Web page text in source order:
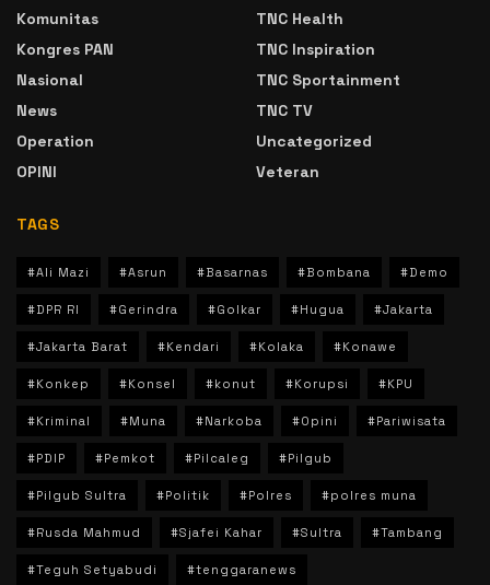
Komunitas
Kongres PAN
Nasional
News
Operation
OPINI
TNC Health
TNC Inspiration
TNC Sportainment
TNC TV
Uncategorized
Veteran
TAGS
#Ali Mazi #Asrun #Basarnas #Bombana #Demo
#DPR RI #Gerindra #Golkar #Hugua #Jakarta
#Jakarta Barat #Kendari #Kolaka #Konawe
#Konkep #Konsel #konut #Korupsi #KPU
#Kriminal #Muna #Narkoba #Opini #Pariwisata
#PDIP #Pemkot #Pilcaleg #Pilgub
#Pilgub Sultra #Politik #Polres #polres muna
#Rusda Mahmud #Sjafei Kahar #Sultra #Tambang
#Teguh Setyabudi #tenggaranews